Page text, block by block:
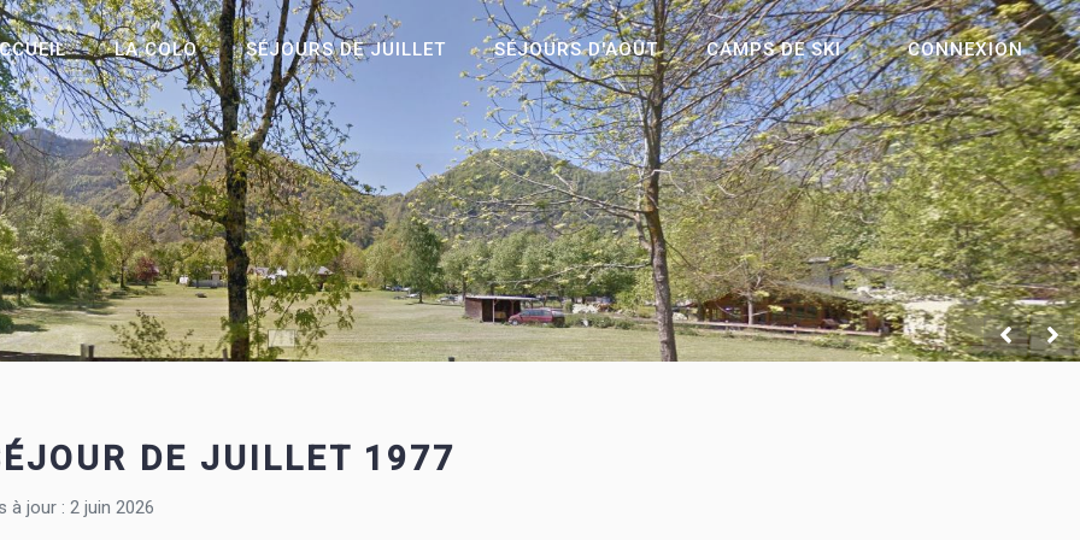
LA COLO SÉJOURS DE JUILLET SÉJOURS D'AOÛT CAMPS DE SKI CONNEXION
DE JUILLET 1977
à jour : 2 juin 2026